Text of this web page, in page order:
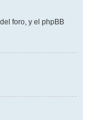
foro, y el phpBB